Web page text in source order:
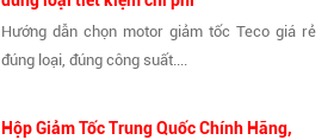
Hướng dẫn chọn motor giảm tốc Teco giá rẻ
đúng loại, đúng công suất....
Hộp Giảm Tốc Trung Quốc Chính Hãng,